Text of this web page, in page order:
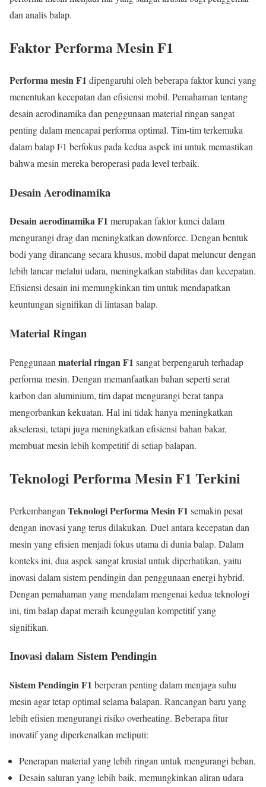
dan analis balap.
Faktor Performa Mesin F1
Performa mesin F1 dipengaruhi oleh beberapa faktor kunci yang
menentukan kecepatan dan efisiensi mobil. Pemahaman tentang
desain aerodinamika dan penggunaan material ringan sangat
penting dalam mencapai performa optimal. Tim-tim terkemuka
dalam balap F1 berfokus pada kedua aspek ini untuk memastikan
bahwa mesin mereka beroperasi pada level terbaik.
Desain Aerodinamika
Desain aerodinamika F1 merupakan faktor kunci dalam
mengurangi drag dan meningkatkan downforce. Dengan bentuk
bodi yang dirancang secara khusus, mobil dapat meluncur dengan
lebih lancar melalui udara, meningkatkan stabilitas dan kecepatan.
Efisiensi desain ini memungkinkan tim untuk mendapatkan
keuntungan signifikan di lintasan balap.
Material Ringan
Penggunaan material ringan F1 sangat berpengaruh terhadap
performa mesin. Dengan memanfaatkan bahan seperti serat
karbon dan aluminium, tim dapat mengurangi berat tanpa
mengorbankan kekuatan. Hal ini tidak hanya meningkatkan
akselerasi, tetapi juga meningkatkan efisiensi bahan bakar,
membuat mesin lebih kompetitif di setiap balapan.
Teknologi Performa Mesin F1 Terkini
Perkembangan Teknologi Performa Mesin F1 semakin pesat
dengan inovasi yang terus dilakukan. Duel antara kecepatan dan
mesin yang efisien menjadi fokus utama di dunia balap. Dalam
konteks ini, dua aspek sangat krusial untuk diperhatikan, yaitu
inovasi dalam sistem pendingin dan penggunaan energi hybrid.
Dengan pemahaman yang mendalam mengenai kedua teknologi
ini, tim balap dapat meraih keunggulan kompetitif yang
signifikan.
Inovasi dalam Sistem Pendingin
Sistem Pendingin F1 berperan penting dalam menjaga suhu
mesin agar tetap optimal selama balapan. Rancangan baru yang
lebih efisien mengurangi risiko overheating. Beberapa fitur
inovatif yang diperkenalkan meliputi:
Penerapan material yang lebih ringan untuk mengurangi beban.
Desain saluran yang lebih baik, memungkinkan aliran udara